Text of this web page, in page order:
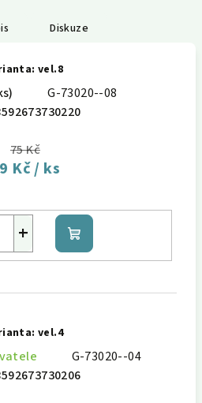
Diskuze
vel.8
G-73020--08
75 Kč
Kč/ ks
+ Do
košíku
vel.4
G-73020--04